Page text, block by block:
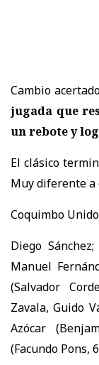
Cambio
jugada que
un rebote y
El clásico
Muy diferente a
Coquimbo
Diego
Manuel
(Salvador
Zavala, Guido
Azócar
(Facundo Pons,